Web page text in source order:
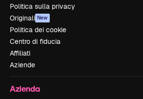
Politica sulla privacy
Originali New
Politica dei cookie
Centro di fiducia
Affiliati
Aziende
Azienda